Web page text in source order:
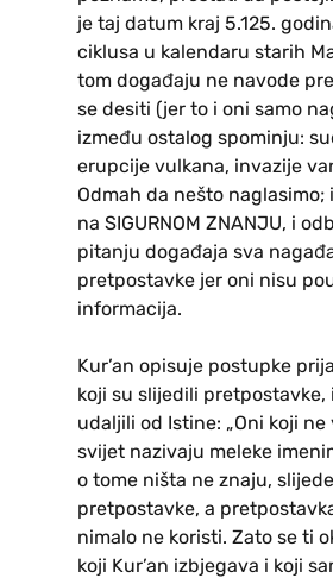
je taj datum kraj 5.125.
ciklusa u kalendaru starih
tom događaju ne navode
se desiti (jer to i oni samo
između ostalog spominju:
erupcije vulkana, invazije
Odmah da nešto naglasimo;
na SIGURNOM ZNANJU, i
pitanju događaja sva
pretpostavke jer oni nisu
informacija.
Kur’an opisuje postupke
koji su slijedili pretpostavke,
udaljili od Istine: „Oni koji
svijet nazivaju meleke
o tome ništa ne znaju,
pretpostavke, a
nimalo ne koristi. Zato se ti
koji Kur’an izbjegava i koji